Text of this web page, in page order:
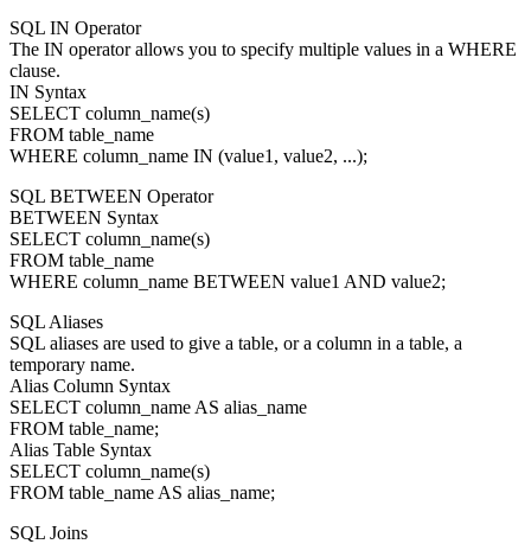
SQL IN Operator
The IN operator allows you to specify multiple values in a WHERE
clause.
IN Syntax
SELECT column_name(s)
FROM table_name
WHERE column_name IN (value1, value2, ...);
SQL BETWEEN Operator
BETWEEN Syntax
SELECT column_name(s)
FROM table_name
WHERE column_name BETWEEN value1 AND value2;
SQL Aliases
SQL aliases are used to give a table, or a column in a table, a
temporary name.
Alias Column Syntax
SELECT column_name AS alias_name
FROM table_name;
Alias Table Syntax
SELECT column_name(s)
FROM table_name AS alias_name;
SQL Joins